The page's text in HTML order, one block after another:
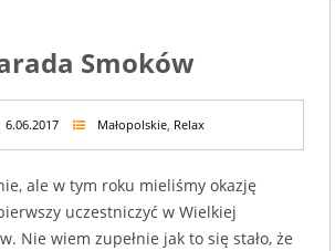
Smoków
6.06.2017 Małopolskie, Relax
ale w tym roku mieliśmy okazję
uczestniczyć w Wielkiej
Nie wiem zupełnie jak to się stało, że